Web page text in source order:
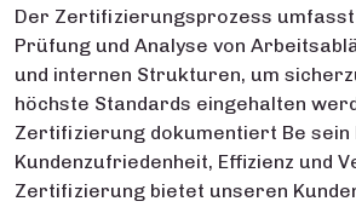
Der Zertifizierungsprozess
Prüfung und Analyse von
und internen Strukturen, um
höchste Standards eingehalten
Zertifizierung dokumentiert Be sein
Kundenzufriedenheit, Effizienz und
Zertifizierung bietet unseren